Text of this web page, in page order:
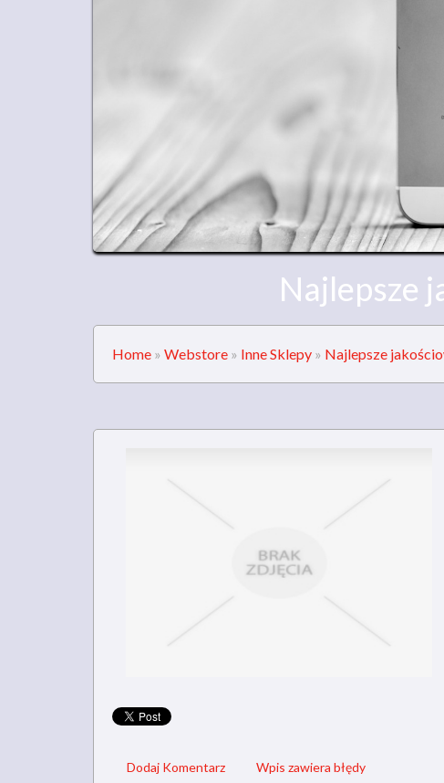
Najlepsze
Home » Webstore » Inne Sklepy » Najlepsze
Dodaj Komentarz Wpis zawiera błędy